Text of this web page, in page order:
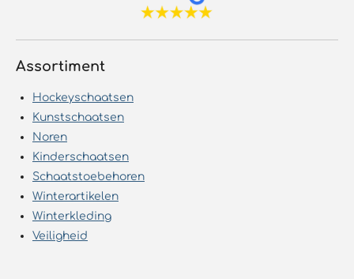
Assortiment
Hockeyschaatsen
Kunstschaatsen
Noren
Kinderschaatsen
Schaatstoebehoren
Winterartikelen
Winterkleding
Veiligheid